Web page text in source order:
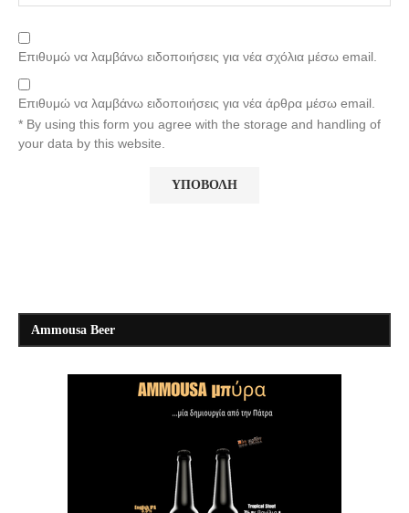
Επιθυμώ να λαμβάνω ειδοποιήσεις για νέα σχόλια μέσω email.
Επιθυμώ να λαμβάνω ειδοποιήσεις για νέα άρθρα μέσω email.
* By using this form you agree with the storage and handling of
your data by this website.
Ammousa Beer